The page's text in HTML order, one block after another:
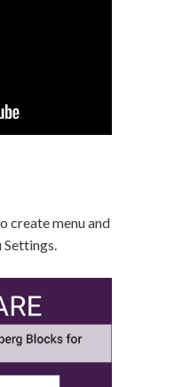
create menu and
Settings.